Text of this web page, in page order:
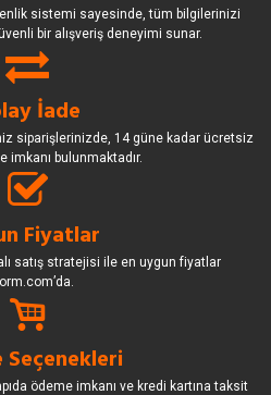
sistemi sayesinde, tüm bilgilerinizi
bir alışveriş deneyimi sunar.
İade
siparişlerinizde, 14 güne kadar ücretsiz
imkanı bulunmaktadır.
Fiyatlar
satış stratejisi ile en uygun fiyatlar
Seçenekleri
ödeme imkanı ve kredi kartına taksit